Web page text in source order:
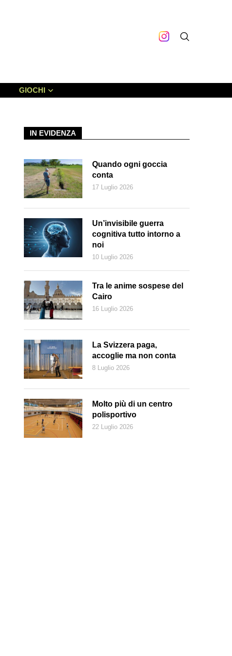
GIOCHI
IN EVIDENZA
Quando ogni goccia
conta
17 Luglio 2026
Un’invisibile guerra
cognitiva tutto intorno a
noi
10 Luglio 2026
Tra le anime sospese del
Cairo
16 Luglio 2026
La Svizzera paga,
accoglie ma non conta
8 Luglio 2026
Molto più di un centro
polisportivo
22 Luglio 2026